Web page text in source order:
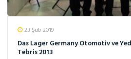
23 Şub 2019
Das Lager Germany Otomotiv ve
Tebris 2013